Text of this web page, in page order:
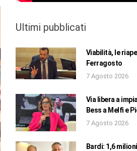
Ultimi pubblicati
Viabilità, le
Ferragosto
7 Agosto 2026
Via libera a
Bess a Melfi e
7 Agosto 2026
Bardi: 1,6